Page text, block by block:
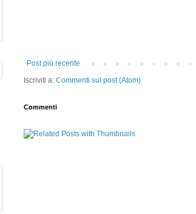
Post più recente
Iscriviti a: Commenti sul post (Atom)
Commenti